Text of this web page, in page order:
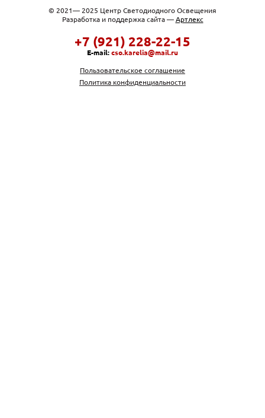
© 2021— 2025 Центр Светодиодного Освещения
Разработка и поддержка сайта — Артлекс
+7 (921) 228-22-15
E-mail: cso.karelia@mail.ru
Пользовательское соглашение
Политика конфиденциальности